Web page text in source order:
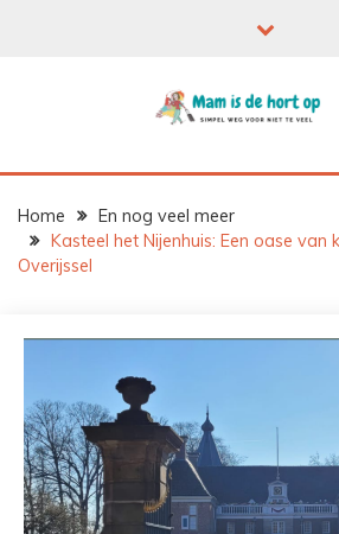
Home
En nog veel meer
Kasteel het Nijenhuis: Een oase van
Overijssel